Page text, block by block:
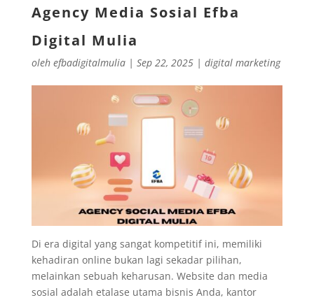
Agency Media Sosial Efba
Digital Mulia
oleh efbadigitalmulia| Sep 22, 2025| digital marketing
Di era digital yang sangat kompetitif ini, memiliki
kehadiran online bukan lagi sekadar pilihan,
melainkan sebuah keharusan. Website dan media
sosial adalah etalase utama bisnis Anda, kantor